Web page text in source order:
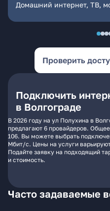
Домашний интернет, ТВ,
Проверить
Подключить
в Волгограде
В 2026 году на ул Полухина в
предлагают 6 провайдеров.
106. Вы можете выбрать
Мбит/с. Цены на услуги
Подайте заявку на подходящий
и стоимость.
Часто задаваемые